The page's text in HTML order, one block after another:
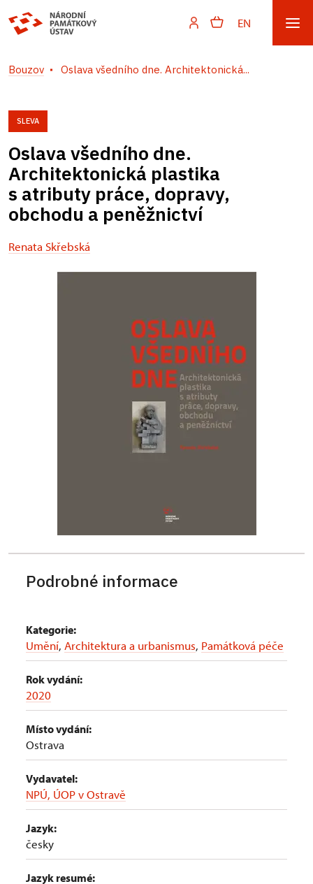
EN
Bouzov Oslava všedního dne. Architektonická...
SLEVA
Oslava všedního dne.
Architektonická plastika
s atributy práce, dopravy,
obchodu a peněžnictví
Renata Skřebská
Podrobné informace
Kategorie:
Umění, Architektura a urbanismus, Památková péče
Rok vydání:
2020
Místo vydání:
Ostrava
Vydavatel:
NPÚ, ÚOP v Ostravě
Jazyk:
česky
Jazyk resumé: